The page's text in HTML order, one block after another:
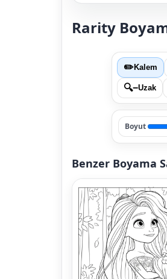
Rarity
✏️Kalem
🔍−Uzak
Boyut
Benzer Boyama